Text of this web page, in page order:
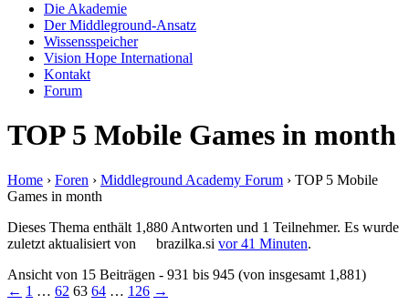
Die Akademie
Der Middleground-Ansatz
Wissensspeicher
Vision Hope International
Kontakt
Forum
TOP 5 Mobile Games in month
Home › Foren › Middleground Academy Forum › TOP 5 Mobile
Games in month
Dieses Thema enthält 1,880 Antworten und 1 Teilnehmer. Es wurde
zuletzt aktualisiert von
brazilka.si vor 41 Minuten.
Ansicht von 15 Beiträgen - 931 bis 945 (von insgesamt 1,881)
← 1 … 62 63 64 … 126 →